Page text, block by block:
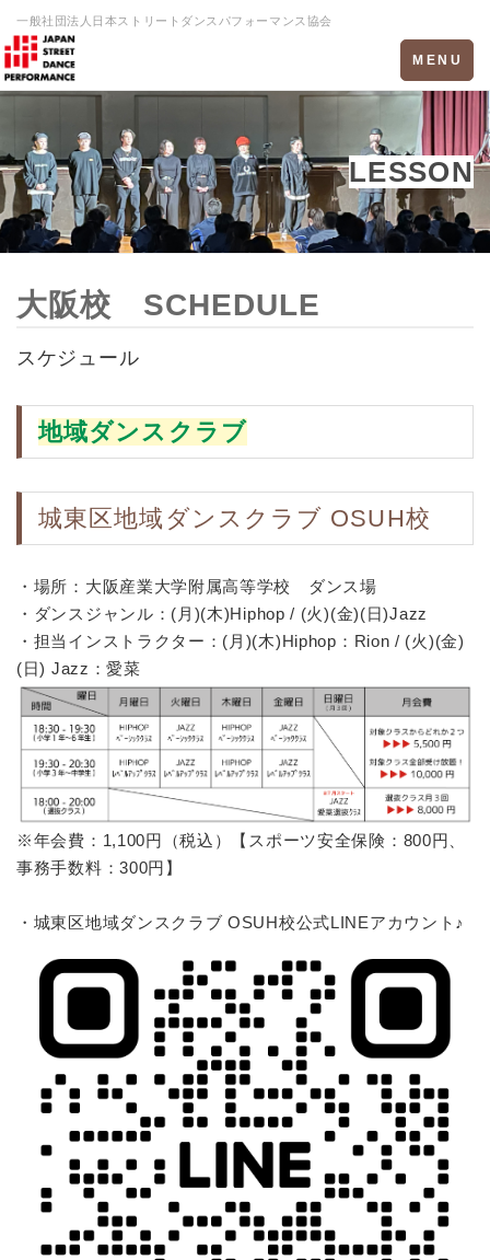
一般社団法人日本ストリートダンスパフォーマンス協会
Toggle
navigation
MENU
LESSON
大阪校 SCHEDULE
スケジュール
地域ダンスクラブ
城東区地域ダンスクラブ OSUH校
・場所：大阪産業大学附属高等学校 ダンス場
・ダンスジャンル：(月)(木)Hiphop / (火)(金)(日)Jazz
・担当インストラクター：(月)(木)Hiphop：Rion / (火)(金)
(日) Jazz：愛菜
※年会費：1,100円（税込）【スポーツ安全保険：800円、
事務手数料：300円】
・城東区地域ダンスクラブ OSUH校公式LINEアカウント♪